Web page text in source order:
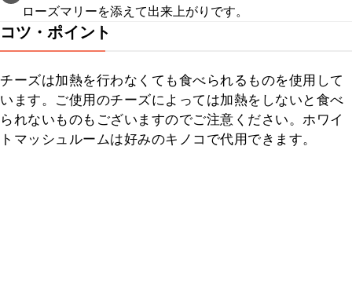
ローズマリーを添えて出来上がりです。
コツ・ポイント
チーズは加熱を行わなくても食べられるものを使用して
います。ご使用のチーズによっては加熱をしないと食べ
られないものもございますのでご注意ください。ホワイ
トマッシュルームは好みのキノコで代用できます。